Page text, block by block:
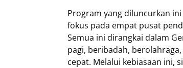
Program yang diluncurkan
fokus pada empat pusat
Semua ini dirangkai dalam
pagi, beribadah,
cepat. Melalui kebiasaan ini,